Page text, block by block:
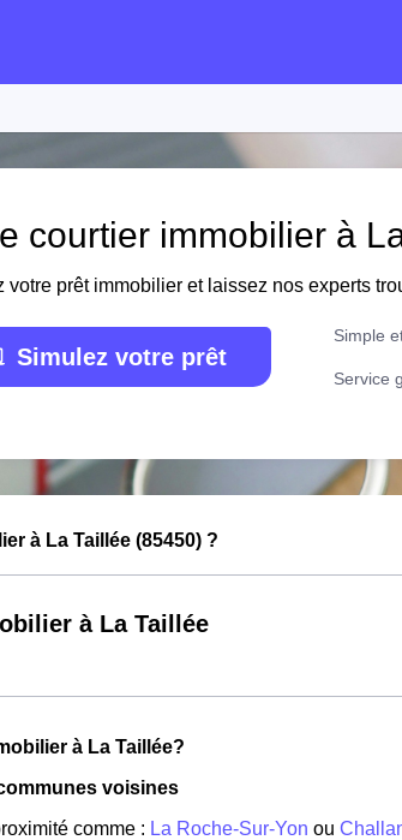
courtier immobilier à
votre prêt immobilier et laissez nos experts
Simulez votre prêt
Simple
Service
à La Taillée (85450) ?
à La Taillée
à La Taillée?
voisines
comme : La Roche-Sur-Yon ou